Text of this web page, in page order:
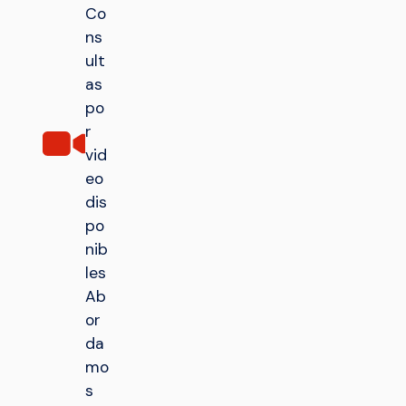
Co
ns
ult
as
po
r
vid
eo
dis
po
nib
les
Ab
or
da
mo
s